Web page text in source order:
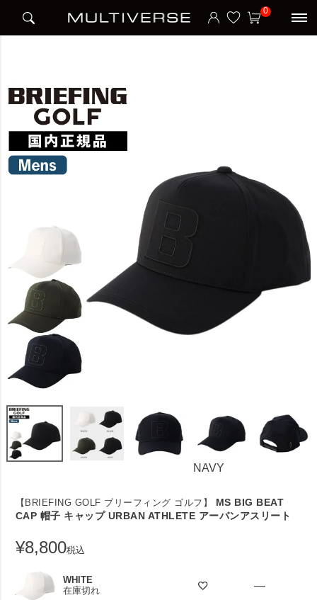
0
MS BIG BEAT CAP 帽子 キャップ URBAN ATHLETE アーバンアスリート
NAVY
【BRIEFING GOLF ブリーフィング ゴルフ】
MS BIG BEAT
CAP 帽子 キャップ URBAN ATHLETE アーバンアスリート
¥8,800税込
WHITE
在庫切れ
—